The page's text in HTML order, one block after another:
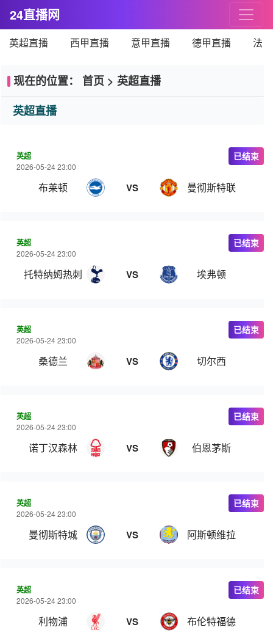
24直播网
英超直播 西甲直播 意甲直播 德甲直播 法
现在的位置： 首页 > 英超直播
英超直播
英超
2026-05-24 23:00
布莱顿 VS 曼彻斯特联
已结束
英超
2026-05-24 23:00
托特纳姆热刺 VS 埃弗顿
已结束
英超
2026-05-24 23:00
桑德兰 VS 切尔西
已结束
英超
2026-05-24 23:00
诺丁汉森林 VS 伯恩茅斯
已结束
英超
2026-05-24 23:00
曼彻斯特城 VS 阿斯顿维拉
已结束
英超
2026-05-24 23:00
利物浦 VS 布伦特福德
已结束